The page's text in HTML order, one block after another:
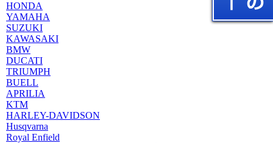
HONDA
YAMAHA
SUZUKI
KAWASAKI
BMW
DUCATI
TRIUMPH
BUELL
APRILIA
KTM
HARLEY-DAVIDSON
Husqvarna
Royal Enfield